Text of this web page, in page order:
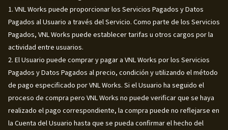
1. VNL Works puede proporcionar los Servicios Pagados y Datos
Pagados al Usuario a través del Servicio. Como parte de los Servicios
Pagados, VNL Works puede establecer tarifas u otros cargos por la
actividad entre usuarios.
2. El Usuario puede comprar y pagar a VNL Works por los Servicios
Pagados y Datos Pagados al precio, condición y utilizando el método
de pago especificado por VNL Works. Si el Usuario ha seguido el
proceso de compra pero VNL Works no puede verificar que se haya
realizado el pago correspondiente, la compra puede no reflejarse en
la Cuenta del Usuario hasta que se pueda confirmar el hecho del